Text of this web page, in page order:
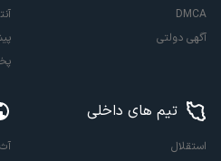
DMCA
آگهی دولتی
تیم های داخلی
استقلال